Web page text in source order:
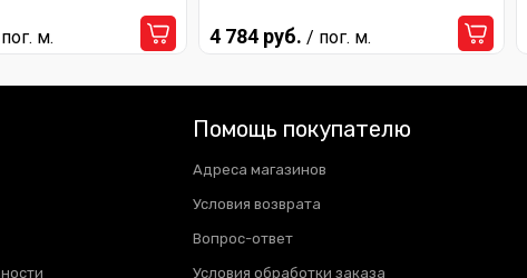
м. 4 784 руб. / пог. м.
Помощь покупателю
Адреса магазинов
Условия возврата
Вопрос-ответ
Условия обработки заказа